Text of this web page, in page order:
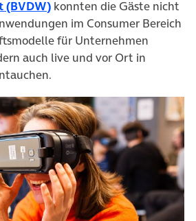
(BVDW)(öffnet in neuem Tab)
konnten die Gäste nicht
im Consumer Bereich
für Unternehmen
auch live und vor Ort in